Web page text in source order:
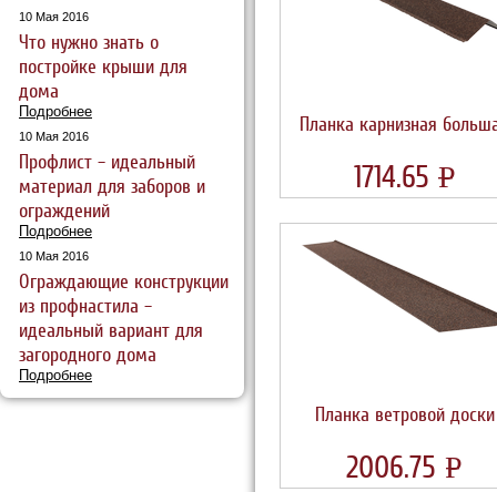
10 Мая 2016
Что нужно знать о
постройке крыши для
дома
Подробнее
10 Мая 2016
Профлист – идеальный
материал для заборов и
ограждений
Подробнее
10 Мая 2016
Ограждающие конструкции
из профнастила –
идеальный вариант для
загородного дома
Подробнее
Планка карнизная
1714.65 P
Планка ветровой доски
2006.75 P